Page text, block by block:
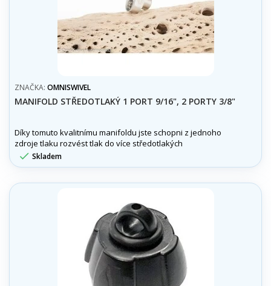
ZNAČKA: OMNISWIVEL
MANIFOLD STŘEDOTLAKÝ 1 PORT 9/16", 2 PORTY 3/8"
Díky tomuto kvalitnímu manifoldu jste schopni z jednoho
zdroje tlaku rozvést tlak do více středotlakých
zařízení.Manifold středotlaký 1 port 9/16", 2 porty 3/8"
 Skladem